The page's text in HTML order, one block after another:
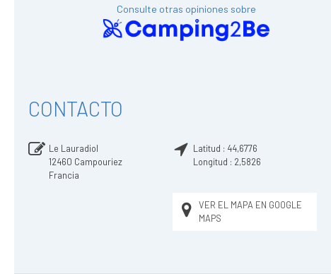
Consulte otras opiniones sobre
CONTACTO
Le Lauradiol
12460 Campouriez
Francia
Latitud : 44,6776
Longitud : 2,5826
VER EL MAPA EN GOOGLE
MAPS